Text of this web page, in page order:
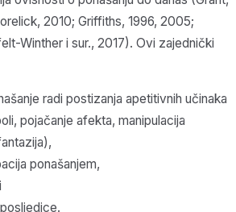
2010; Griffiths, 1996, 2005;
Winther i sur., 2017). Ovi zajednički
radi postizanja apetitivnih učinaka
pojačanje afekta, manipulacija
ponašanjem,